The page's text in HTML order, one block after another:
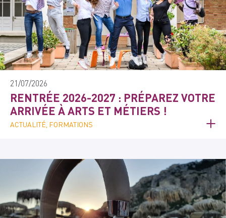
21/07/2026
RENTRÉE 2026-2027 : PRÉPAREZ VOTRE
ARRIVÉE À ARTS ET MÉTIERS !
ACTUALITÉ, FORMATIONS